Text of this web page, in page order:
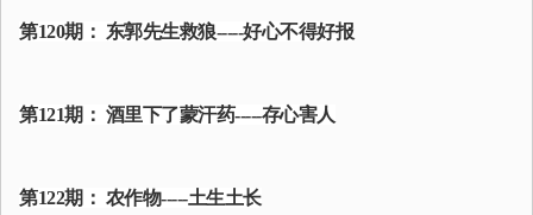
第120期： 东郭先生救狼-----好心不得好报
第121期： 酒里下了蒙汗药-----存心害人
第122期： 农作物-----土生土长